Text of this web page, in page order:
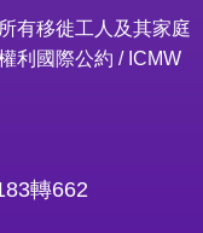
有移徙工人及其家庭
利國際公約 / ICMW
轉662